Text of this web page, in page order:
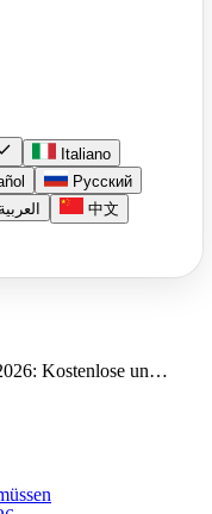
Italiano
Русский
العربية
中文
Kostenlose un…